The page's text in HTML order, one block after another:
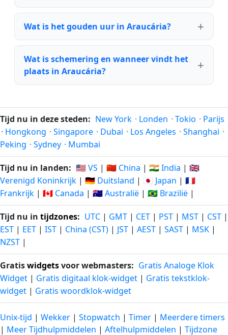
Wat is het gouden uur in Araucária?
Wat is schemering en wanneer vindt het
plaats in Araucária?
Tijd nu in deze steden: New York · Londen · Tokio · Parijs
· Hongkong · Singapore · Dubai · Los Angeles · Shanghai ·
Peking · Sydney · Mumbai
Tijd nu in landen: 🇺🇸 VS | 🇨🇳 China | 🇮🇳 India | 🇬🇧
Verenigd Koninkrijk | 🇩🇪 Duitsland | 🇯🇵 Japan | 🇫🇷
Frankrijk | 🇨🇦 Canada | 🇦🇺 Australië | 🇧🇷 Brazilië |
Tijd nu in tijdzones: UTC | GMT | CET | PST | MST | CST |
EST | EET | IST | China (CST) | JST | AEST | SAST | MSK |
NZST |
Gratiswidgetsvoor webmasters: Gratis Analoge Klok
Widget | Gratis digitaal klok-widget | Gratis tekstklok-
widget | Gratis woordklok-widget
Unix-tijd | Wekker | Stopwatch | Timer | Meerdere timers
| Meer Tijdhulpmiddelen | Aftelhulpmiddelen | Tijdzone